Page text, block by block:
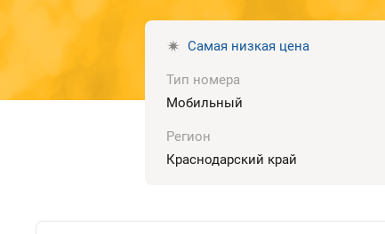
Самая низкая цена
Тип номера
Мобильный
Регион
Краснодарский край